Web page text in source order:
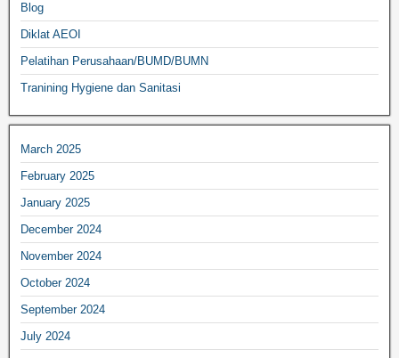
Blog
Diklat AEOI
Pelatihan Perusahaan/BUMD/BUMN
Tranining Hygiene dan Sanitasi
March 2025
February 2025
January 2025
December 2024
November 2024
October 2024
September 2024
July 2024